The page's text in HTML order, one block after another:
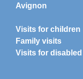
Avignon
Visits for children
Family visits
Visits for